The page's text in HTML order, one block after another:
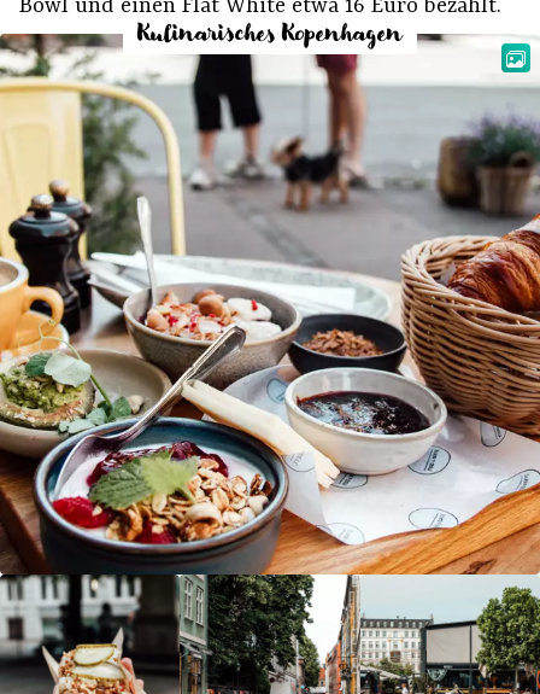
Bowl und einen Flat White etwa 16 Euro bezahlt.
Kulinarisches Kopenhagen